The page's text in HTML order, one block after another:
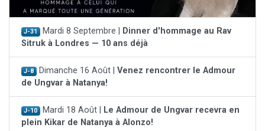
J-31 Mardi 8 Septembre |
Dinner d'hommage au Rav
Sitruk à Londres — 10 ans déjà
J-8 Dimanche 16 Août | Venez rencontrer le Admour
de Ungvar à Natanya!
J-10 Mardi 18 Août |
Le Admour de Ungvar recevra en
plein Kikar de Natanya à Alonzo!